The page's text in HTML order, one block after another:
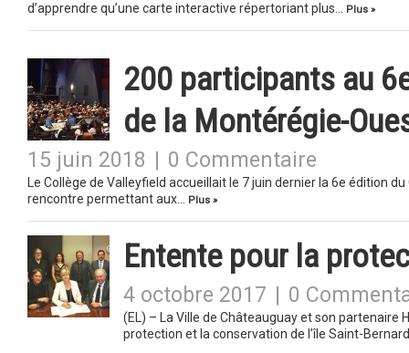
d’apprendre qu’une carte interactive répertoriant plus…
Plus »
200 participants au
de la Montérégie-
15 juin 2018 0 Commentaire
Le Collège de Valleyfield accueillait le 7 juin dernier la 6e édition
rencontre permettant aux…
Plus »
Entente pour la
4 octobre 2017 0
(EL) – La Ville de Châteauguay et son
protection et la conservation de l’île Saint-